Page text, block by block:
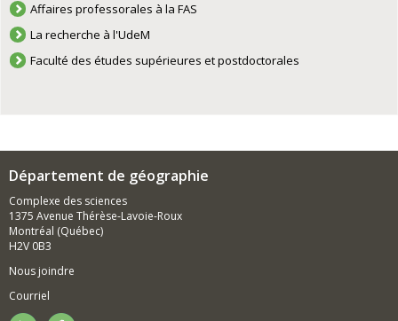
Affaires professorales à la FAS
La recherche à l'UdeM
Faculté des études supérieures et postdoctorales
Département de géographie
Complexe des sciences
1375 Avenue Thérèse-Lavoie-Roux
Montréal (Québec)
H2V 0B3
Nous joindre
Courriel